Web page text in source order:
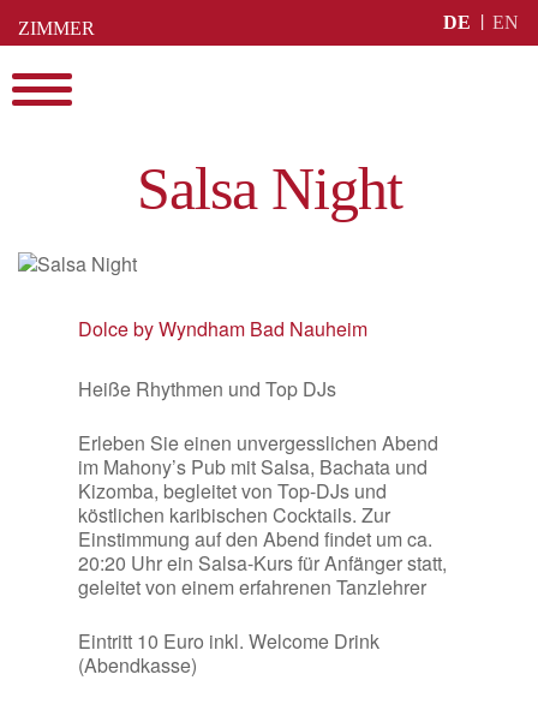
ZIMMER
DE EN
Menu
Salsa Night
Dolce by Wyndham Bad Nauheim
Heiße Rhythmen und Top DJs
Erleben Sie einen unvergesslichen Abend
im Mahony’s Pub mit Salsa, Bachata und
Kizomba, begleitet von Top-DJs und
köstlichen karibischen Cocktails. Zur
Einstimmung auf den Abend findet um ca.
20:20 Uhr ein Salsa-Kurs für Anfänger statt,
geleitet von einem erfahrenen Tanzlehrer
Eintritt 10 Euro inkl. Welcome Drink
(Abendkasse)